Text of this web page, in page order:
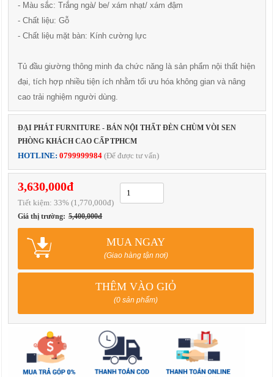
- Màu sắc: Trắng ngà/ be/ xám nhạt/ xám đậm
- Chất liệu: Gỗ
- Chất liệu mặt bàn: Kính cường lực
Tủ đầu giường thông minh đa chức năng là sản phẩm nội thất hiện
đại, tích hợp nhiều tiện ích nhằm tối ưu hóa không gian và nâng
cao trải nghiệm người dùng.
ĐẠI PHÁT FURNITURE - BÁN NỘI THẤT ĐÈN CHÙM VÒI SEN
PHÒNG KHÁCH CAO CẤP TPHCM
HOTLINE:0799999984 (Để được tư vấn)
3,630,000đ
Tiết kiệm:33% (1,770,000đ)
Giá thị trường: 5,400,000đ
MUA NGAY
(Giao hàng tận nơi)
THÊM VÀO GIỎ
(0 sản phẩm)